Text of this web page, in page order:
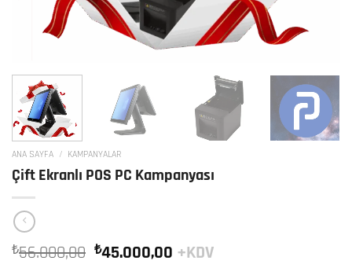
ANA SAYFA / KAMPANYALAR
Çift Ekranlı POS PC Kampanyası
₺56.000,00 Orijinal
₺45.000,00 Şu
+KDV